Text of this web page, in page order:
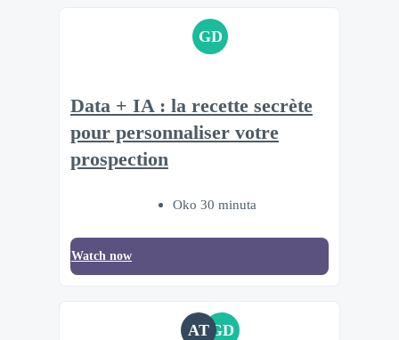
GD
Data + IA : la recette secrète
pour personnaliser votre
prospection
Oko 30 minuta
Watch now
AT GD